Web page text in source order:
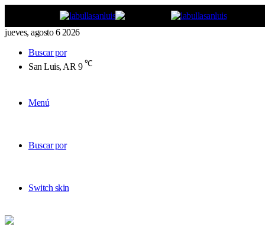
jueves, agosto 6 2026
Buscar por
San Luis, AR 9 ℃
Menú
Buscar por
Switch skin